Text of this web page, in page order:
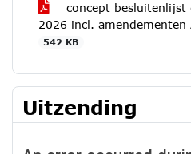
concept besluitenlijst
2026 incl. amendementen
542 KB
Uitzending